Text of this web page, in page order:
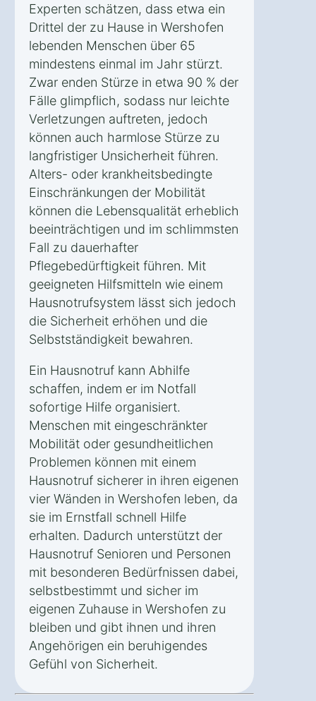
Experten schätzen, dass etwa ein
Drittel der zu Hause in Wershofen
lebenden Menschen über 65
mindestens einmal im Jahr stürzt.
Zwar enden Stürze in etwa 90 % der
Fälle glimpflich, sodass nur leichte
Verletzungen auftreten, jedoch
können auch harmlose Stürze zu
langfristiger Unsicherheit führen.
Alters- oder krankheitsbedingte
Einschränkungen der Mobilität
können die Lebensqualität erheblich
beeinträchtigen und im schlimmsten
Fall zu dauerhafter
Pflegebedürftigkeit führen. Mit
geeigneten Hilfsmitteln wie einem
Hausnotrufsystem lässt sich jedoch
die Sicherheit erhöhen und die
Selbstständigkeit bewahren.
Ein Hausnotruf kann Abhilfe
schaffen, indem er im Notfall
sofortige Hilfe organisiert.
Menschen mit eingeschränkter
Mobilität oder gesundheitlichen
Problemen können mit einem
Hausnotruf sicherer in ihren eigenen
vier Wänden in Wershofen leben, da
sie im Ernstfall schnell Hilfe
erhalten. Dadurch unterstützt der
Hausnotruf Senioren und Personen
mit besonderen Bedürfnissen dabei,
selbstbestimmt und sicher im
eigenen Zuhause in Wershofen zu
bleiben und gibt ihnen und ihren
Angehörigen ein beruhigendes
Gefühl von Sicherheit.